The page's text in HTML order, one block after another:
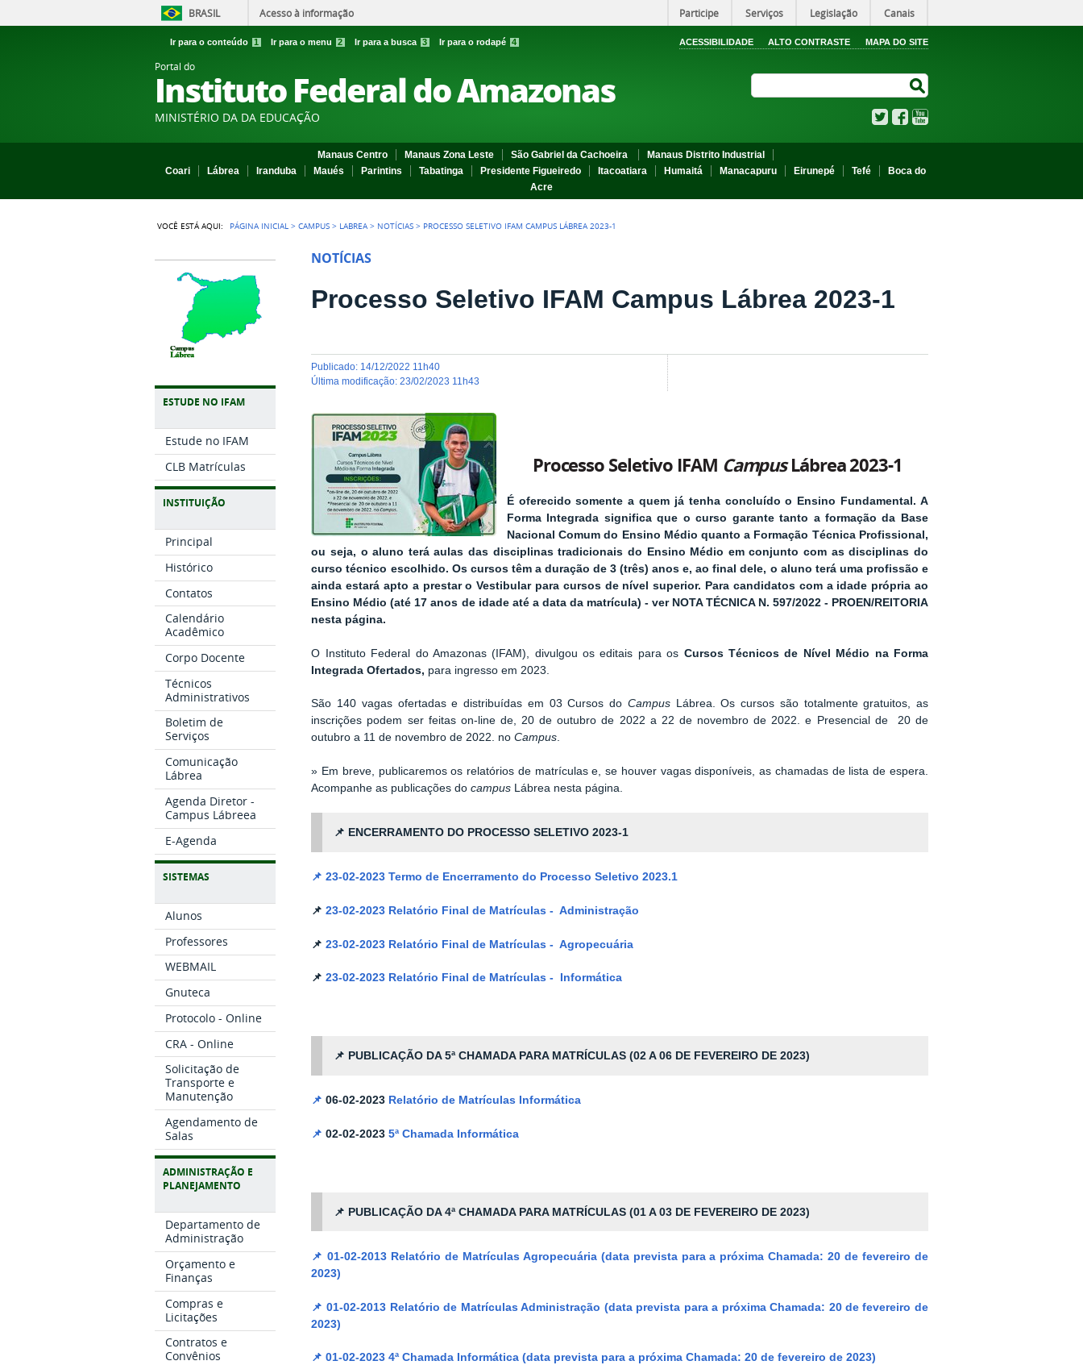
BRASIL Acesso à informação Participe Serviços Legislação Canais
Ir para o conteúdo 1 Ir para o menu 2 Ir para a busca 3 Ir para o rodapé 4 ACESSIBILIDADE ALTO CONTRASTE MAPA DO SITE
Portal do
Instituto Federal do Amazonas
MINISTÉRIO DA DA EDUCAÇÃO TwitterFacebook
Manaus Centro Manaus Zona Leste São Gabriel da Cachoeira
Manaus Distrito Industrial
Coari
Lábrea Iranduba Maués Parintins Tabatinga Presidente Figueiredo Itacoatiara Humaitá Manacapuru Eirunepé Tefé
Boca do
Acre
VOCÊ ESTÁ AQUI: PÁGINA INICIAL >CAMPUS > LABREA > NOTÍCIAS > PROCESSO SELETIVO IFAM CAMPUS LÁBREA 2023-1
ESTUDE NO IFAM
Estude no IFAM
CLB Matrículas
INSTITUIÇÃO
Principal
Histórico
Contatos
Calendário
Acadêmico
Corpo Docente
Técnicos
Administrativos
Boletim de
Serviços
Comunicação
Lábrea
Agenda Diretor -
Campus Lábreea
E-Agenda
SISTEMAS
Alunos
Professores
WEBMAIL
Gnuteca
Protocolo - Online
CRA - Online
Solicitação de
Transporte e
Manutenção
Agendamento de
Salas
ADMINISTRAÇÃO E
PLANEJAMENTO
Departamento de
Administração
Orçamento e
Finanças
Compras e
Licitações
Contratos e
Convênios
NOTÍCIAS
Processo Seletivo IFAM Campus Lábrea 2023-1
publicado: 14/12/2022 11h40
última modificação:23/02/2023 11h43
Processo Seletivo IFAM Campus Lábrea 2023-1
É oferecido somente a quem já tenha concluído o Ensino Fundamental. A
Forma Integrada significa que o curso garante tanto a formação da Base
Nacional Comum do Ensino Médio quanto a Formação Técnica Profissional,
ou seja, o aluno terá aulas das disciplinas tradicionais do Ensino Médio em conjunto com as disciplinas do
curso técnico escolhido. Os cursos têm a duração de 3 (três) anos e, ao final dele, o aluno terá uma profissão e
ainda estará apto a prestar o Vestibular para cursos de nível superior. Para candidatos com a idade própria ao
Ensino Médio (até 17 anos de idade até a data da matrícula) - ver NOTA TÉCNICA N. 597/2022 - PROEN/REITORIA
nesta página.
O Instituto Federal do Amazonas (IFAM), divulgou os editais para os Cursos Técnicos de Nível Médio na Forma
Integrada Ofertados, para ingresso em 2023.
São 140 vagas ofertadas e distribuídas em 03 Cursos do Campus Lábrea. Os cursos são totalmente gratuitos, as
inscrições podem ser feitas on-line de,20 de outubro de 2022 a 22 de novembro de 2022. e Presencial de
20 de
outubro a 11 de novembro de 2022. no Campus.
» Em breve, publicaremos os relatórios de matrículas e, se houver vagas disponíveis, as chamadas de lista de espera.
Acompanhe as publicações do campus Lábrea nesta página.
📌 ENCERRAMENTO DO PROCESSO SELETIVO 2023-1
📌23-02-2023 Termo de Encerramento do Processo Seletivo 2023.1
📌23-02-2023 Relatório Final de Matrículas - Administração
📌23-02-2023 Relatório Final de Matrículas - Agropecuária
📌23-02-2023 Relatório Final de Matrículas - Informática
📌 PUBLICAÇÃO DA 5ª CHAMADA PARA MATRÍCULAS (02 A 06 DE FEVEREIRO DE 2023)
📌 06-02-2023 Relatório de Matrículas Informática
📌 02-02-20235ª Chamada Informática
📌 PUBLICAÇÃO DA 4ª CHAMADA PARA MATRÍCULAS (01 A 03 DE FEVEREIRO DE 2023)
📌 01-02-2013 Relatório de Matrículas Agropecuária (data prevista para a próxima Chamada: 20 de fevereiro de
2023)
📌 01-02-2013 Relatório de Matrículas Administração (data prevista para a próxima Chamada: 20 de fevereiro de
2023)
📌 01-02-20234ª Chamada Informática (data prevista para a próxima Chamada: 20 de fevereiro de 2023)